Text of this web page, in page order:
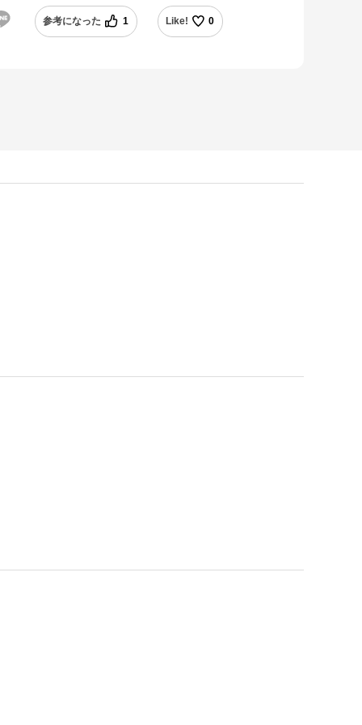
参考になった 1 Like! 0